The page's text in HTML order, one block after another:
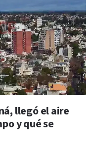
llegó el aire
y qué se